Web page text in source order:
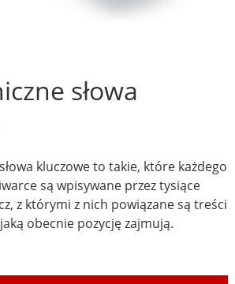
słowa
kluczowe to takie, które każdego
są wpisywane przez tysiące
z którymi z nich powiązane są treści
obecnie pozycję zajmują.